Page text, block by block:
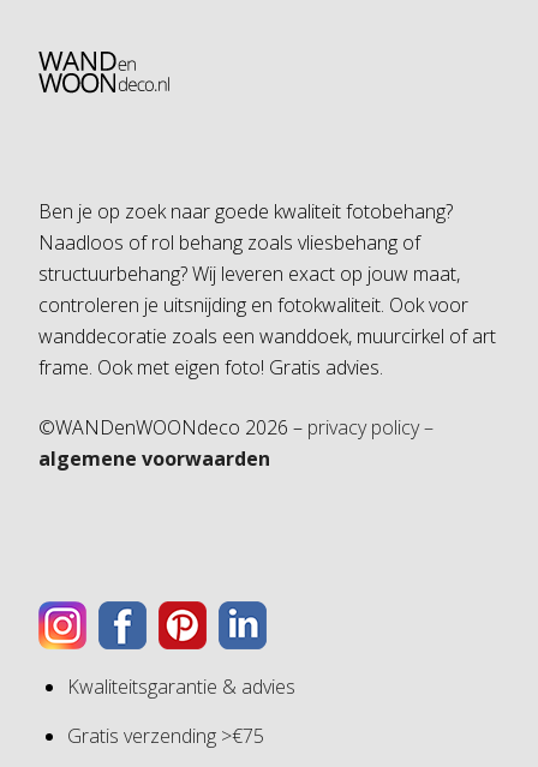
Ben je op zoek naar goede kwaliteit fotobehang?
Naadloos of rol behang zoals vliesbehang of
structuurbehang? Wij leveren exact op jouw maat,
controleren je uitsnijding en fotokwaliteit. Ook voor
wanddecoratie zoals een wanddoek, muurcirkel of art
frame. Ook met eigen foto! Gratis advies.
©WANDenWOONdeco 2026 – privacy policy –
algemene voorwaarden
Kwaliteitsgarantie & advies
Gratis verzending >€75